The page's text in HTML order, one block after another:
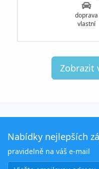
doprava
vlastní
Zobrazit
Nabídky nejlepších
pravidelně na váš e-mail